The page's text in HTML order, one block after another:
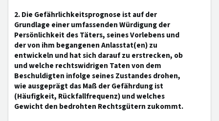
2. Die Gefährlichkeitsprognose ist auf der
Grundlage einer umfassenden Würdigung der
Persönlichkeit des Täters, seines Vorlebens und
der von ihm begangenen Anlasstat(en) zu
entwickeln und hat sich darauf zu erstrecken, ob
und welche rechtswidrigen Taten von dem
Beschuldigten infolge seines Zustandes drohen,
wie ausgeprägt das Maß der Gefährdung ist
(Häufigkeit, Rückfallfrequenz) und welches
Gewicht den bedrohten Rechtsgütern zukommt.